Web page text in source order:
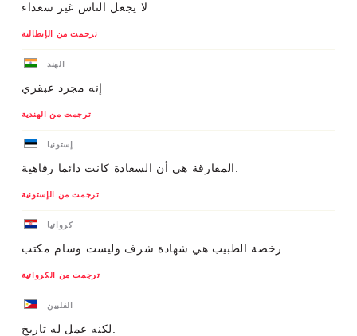
لا يجعل الناس غير سعداء
ترجمت من الإيطالية
الهند
إنه مجرد عبقري
ترجمت من الهندية
إستونيا
ترجمت من الإستونية
كرواتيا
ترجمت من الكرواتية
الفلبين